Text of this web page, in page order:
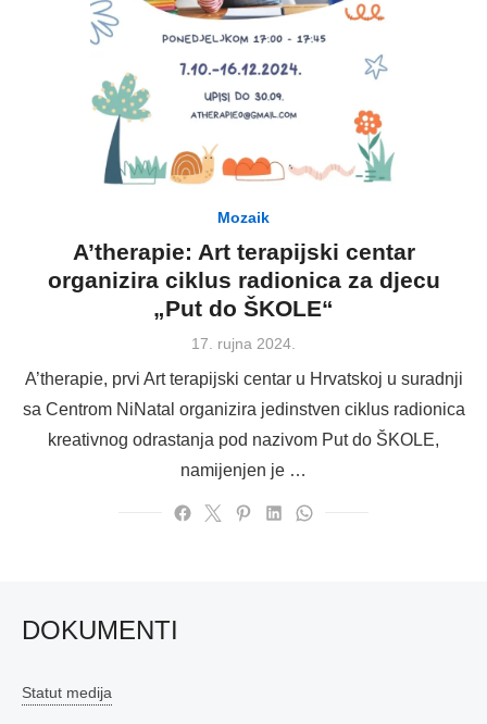
Mozaik
A’therapie: Art terapijski centar
organizira ciklus radionica za djecu
„Put do ŠKOLE“
Posted
17. rujna 2024.
A’therapie, prvi Art terapijski centar u Hrvatskoj u suradnji
sa Centrom NiNatal organizira jedinstven ciklus radionica
kreativnog odrastanja pod nazivom Put do ŠKOLE,
namijenjen je …
DOKUMENTI
Statut medija